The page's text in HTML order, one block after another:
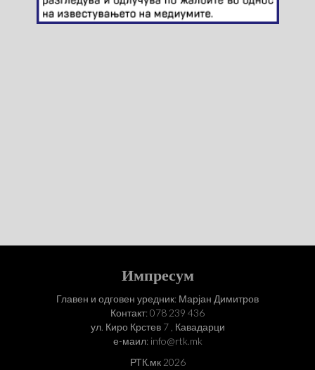
Импресум
Главен и одговен уредник: Марјан Димитров
Контакт: 078 239 436
ул. Киро Крстев 7 , Кавадарци
е-маил: info@rtk.mk
РТК.мк 2026